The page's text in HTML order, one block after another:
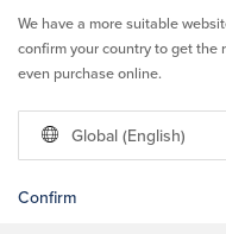
We have a more suitable
confirm your country to get the
even purchase online.
Global (English)
Confirm